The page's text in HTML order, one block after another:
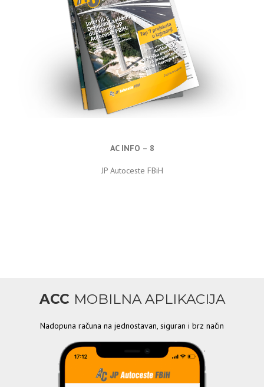
AC INFO – 8
JP Autoceste FBiH
ACC MOBILNA APLIKACIJA
Nadopuna računa na jednostavan, siguran i brz način